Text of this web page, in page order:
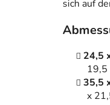
sich auf
24,5
19,5
35,5
x